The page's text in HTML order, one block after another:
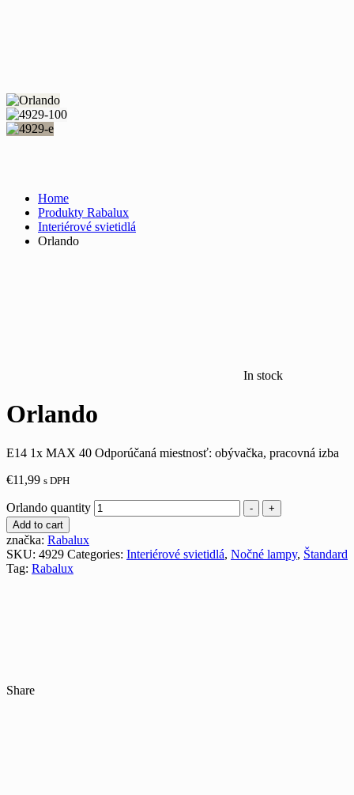
Home
Produkty Rabalux
Interiérové svietidlá
Orlando
In stock
Orlando
E14 1x MAX 40 Odporúčaná miestnosť: obývačka, pracovná izba
€11,99 s DPH
Orlando quantity -
+
Add to cart
značka: Rabalux
SKU: 4929 Categories: Interiérové svietidlá, Nočné lampy, Štandard
Tag: Rabalux
Share